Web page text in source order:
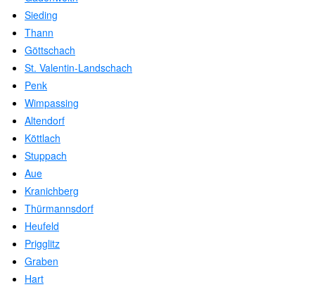
Sieding
Thann
Göttschach
St. Valentin-Landschach
Penk
Wimpassing
Altendorf
Köttlach
Stuppach
Aue
Kranichberg
Thürmannsdorf
Heufeld
Prigglitz
Graben
Hart